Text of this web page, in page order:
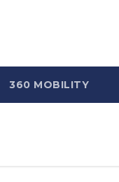
360 MOBILITY